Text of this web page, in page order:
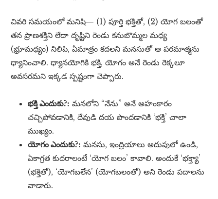
చివరి సమయంలో మనిషి— (1) పూర్తి భక్తితో, (2) యోగ బలంతో
తన ప్రాణశక్తిని లేదా దృష్టిని రెండు కనుబొమ్మల మధ్య
(భ్రూమధ్యం) నిలిపి, ఏమాత్రం కదలని మనసుతో ఆ పరమాత్మను
ధ్యానించాలి. ధ్యానయోగికి భక్తి, యోగం అనే రెండు రెక్కలూ
అవసరమని ఇక్కడ స్పష్టంగా చెప్పారు.
భక్తి ఎందుకు?: మనలోని “నేను” అనే అహంకారం
చచ్చిపోవడానికి, దేవుడి దయ పొందడానికి ‘భక్తి’ చాలా
ముఖ్యం.
యోగం ఎందుకు?: మనసు, ఇంద్రియాలు అదుపులో ఉండి,
ఏకాగ్రత కుదరాలంటే ‘యోగ బలం’ కావాలి. అందుకే ‘భక్త్యా’
(భక్తితో), ‘యోగబలేన’ (యోగబలంతో) అని రెండు పదాలను
వాడారు.